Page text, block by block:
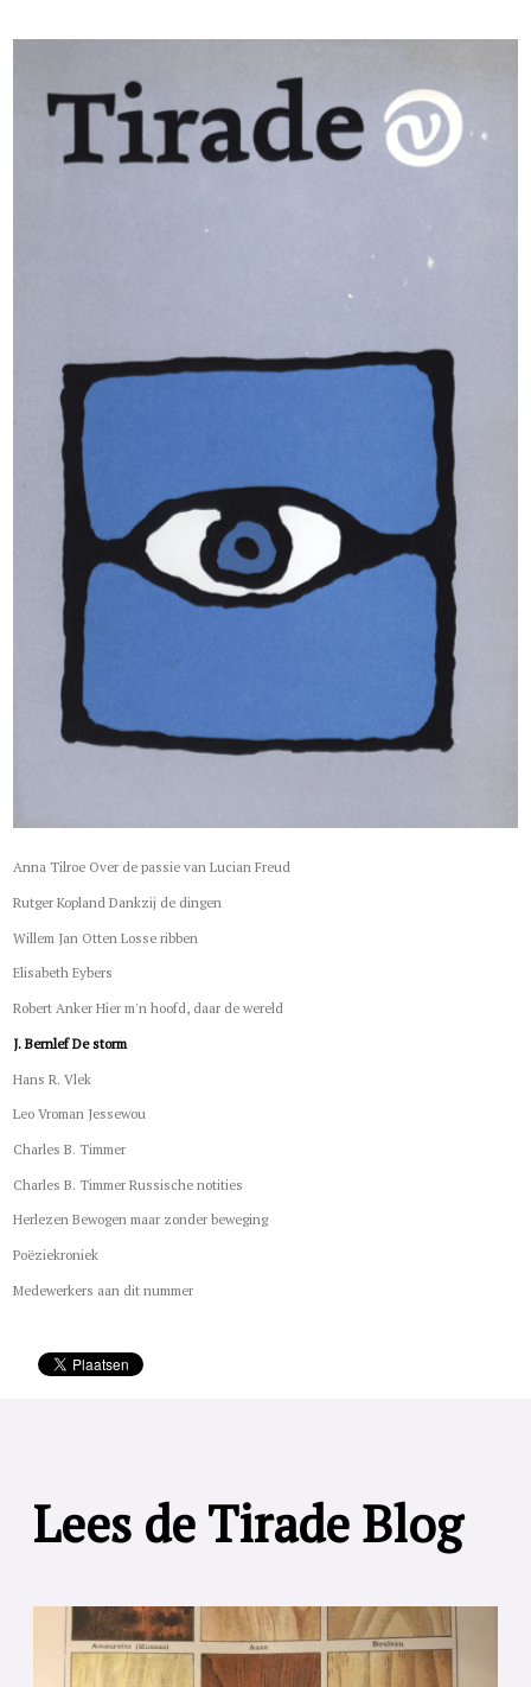
Anna Tilroe Over de passie van Lucian Freud
Rutger Kopland Dankzij de dingen
Willem Jan Otten Losse ribben
Elisabeth Eybers
Robert Anker Hier m'n hoofd, daar de wereld
J. Bernlef De storm
Hans R. Vlek
Leo Vroman Jessewou
Charles B. Timmer
Charles B. Timmer Russische notities
Herlezen Bewogen maar zonder beweging
Poëziekroniek
Medewerkers aan dit nummer
Lees de Tirade Blog